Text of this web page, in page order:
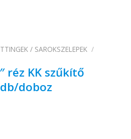
/ SAROKSZELEPEK /
réz KK szűkítő
doboz